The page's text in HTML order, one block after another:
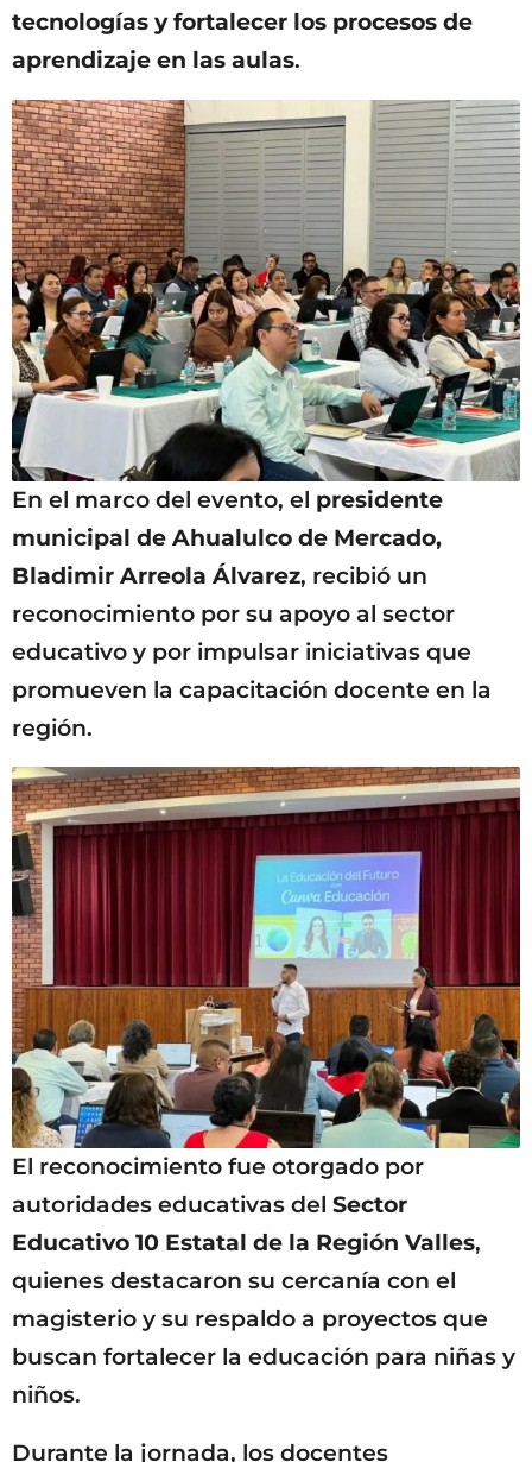
tecnologías y fortalecer los procesos de
aprendizaje en las aulas.
En el marco del evento, el presidente
municipal de Ahualulco de Mercado,
Bladimir Arreola Álvarez, recibió un
reconocimiento por su apoyo al sector
educativo y por impulsar iniciativas que
promueven la capacitación docente en la
región.
El reconocimiento fue otorgado por
autoridades educativas del Sector
Educativo 10 Estatal de la Región Valles,
quienes destacaron su cercanía con el
magisterio y su respaldo a proyectos que
buscan fortalecer la educación para niñas y
niños.
Durante la jornada, los docentes